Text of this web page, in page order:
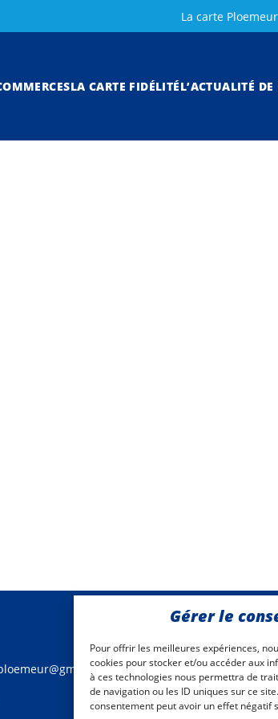
Gérer le
Pour offrir les meilleures expériences,
cookies pour stocker et/ou accéder aux
à ces technologies nous permettra de
de navigation ou les ID uniques sur ce
consentement peut avoir un effet négatif
La carte
LA CARTE FIDÉLITÉL’ACTUALITÉ
nos
Consulter les
retrouvez-